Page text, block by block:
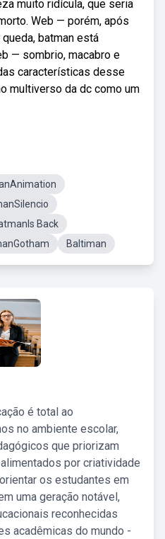
muito ridícula, que seria
Web — porém, após
batman está
— sombrio, macabro e
características desse
multiverso da dc como um
Back
Baltiman
é total ao
no ambiente escolar,
que priorizam
por criatividade
os estudantes em
uma geração notável,
reconhecidas
acadêmicas do mundo -